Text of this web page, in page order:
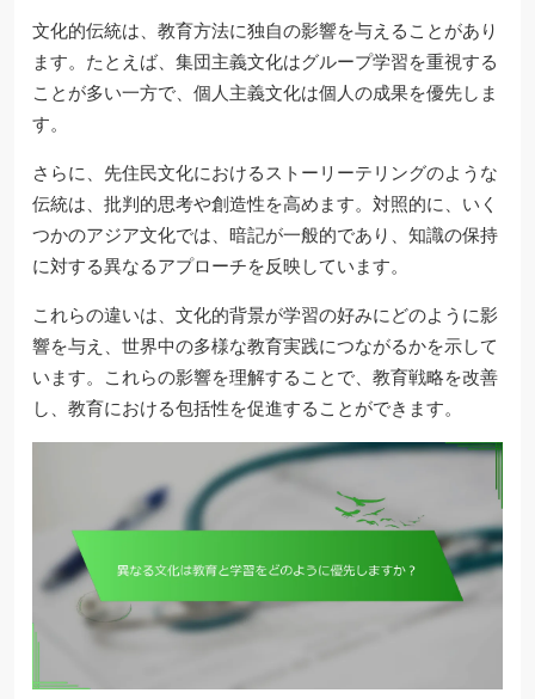
文化的伝統は、教育方法に独自の影響を与えることがあり
ます。たとえば、集団主義文化はグループ学習を重視する
ことが多い一方で、個人主義文化は個人の成果を優先しま
す。
さらに、先住民文化におけるストーリーテリングのような
伝統は、批判的思考や創造性を高めます。対照的に、いく
つかのアジア文化では、暗記が一般的であり、知識の保持
に対する異なるアプローチを反映しています。
これらの違いは、文化的背景が学習の好みにどのように影
響を与え、世界中の多様な教育実践につながるかを示して
います。これらの影響を理解することで、教育戦略を改善
し、教育における包括性を促進することができます。